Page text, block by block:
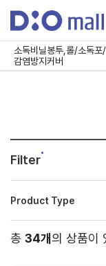
소독비닐봉투,롤/소독포/
감염방지커버
Filter
Product Type
총 34개의 상품이